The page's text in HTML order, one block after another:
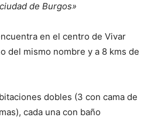
de Burgos»
en el centro de Vivar
del mismo nombre y a 8 kms de
dobles (3 con cama de
cada una con baño